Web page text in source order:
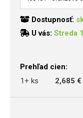
Dostupnosť:
U vás: Streda
Prehľad cien:
1+ ks
2,685 €